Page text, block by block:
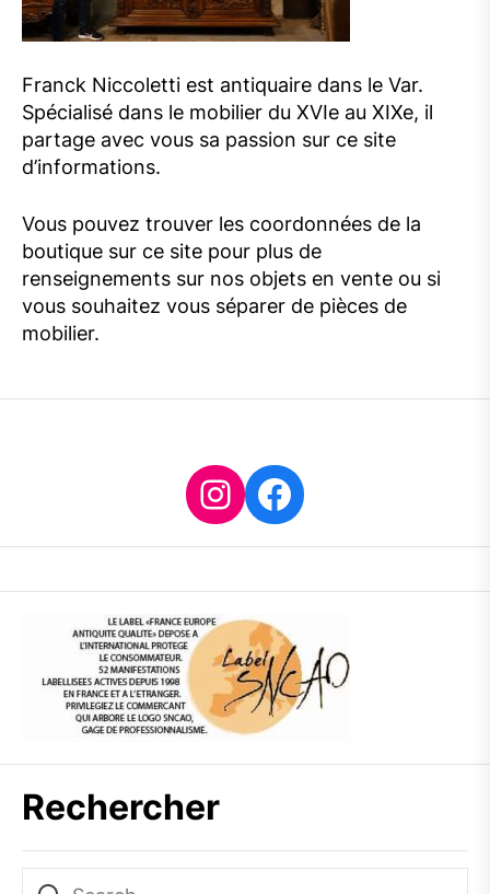
Franck Niccoletti est antiquaire dans le Var.
Spécialisé dans le mobilier du XVIe au XIXe, il
partage avec vous sa passion sur ce site
d’informations.
Vous pouvez trouver les coordonnées de la
boutique sur ce site pour plus de
renseignements sur nos objets en vente ou si
vous souhaitez vous séparer de pièces de
mobilier.
Instagram
Facebook
Rechercher